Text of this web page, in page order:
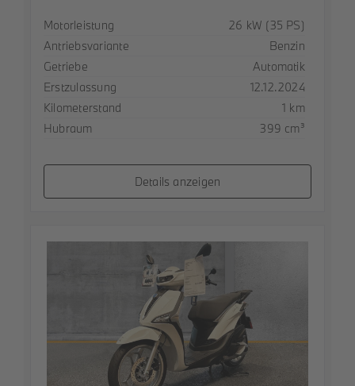
SpezifikationWert
Motorleistung
26 kW (35 PS)
Antriebsvariante
Benzin
Getriebe
Automatik
Erstzulassung
12.12.2024
Kilometerstand
1 km
Hubraum
399 cm³
Details anzeigen